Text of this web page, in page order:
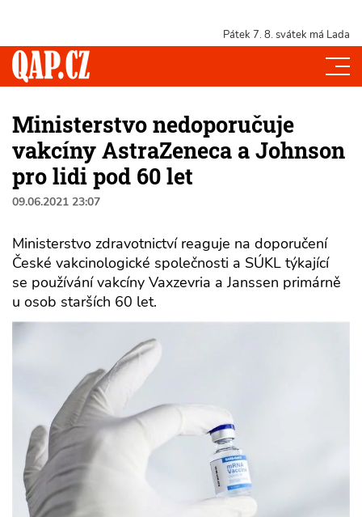
Pátek 7. 8. svátek má Lada
Ministerstvo nedoporučuje
vakcíny AstraZeneca a Johnson
pro lidi pod 60 let
09.06.2021 23:07
Ministerstvo zdravotnictví reaguje na doporučení
České vakcinologické společnosti a SÚKL týkající
se používání vakcíny Vaxzevria a Janssen primárně
u osob starších 60 let.